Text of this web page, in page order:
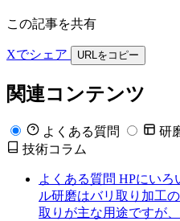
この記事を共有
Xでシェア URLをコピー
関連コンテンツ
よくある質問 研
技術コラム
よくある質問 HPにいろ
ル研磨はバリ取り加工
取りが主な用途ですが